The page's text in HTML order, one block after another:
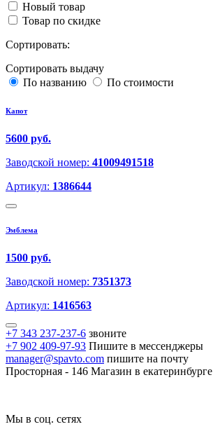
Новый товар
Товар по скидке
Сортировать:
Сортировать выдачу
По названию
По стоимости
Капот
5600 руб.
Заводской номер: 41009491518
Артикул: 1386644
Эмблема
1500 руб.
Заводской номер: 7351373
Артикул: 1416563
+7 343 237-237-6 звоните
+7 902 409-97-93 Пишите в мессенджеры
manager@spavto.com пишите на почту
Просторная - 146 Магазин в екатеринбурге
Мы в соц. сетях